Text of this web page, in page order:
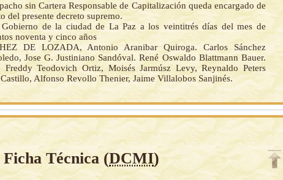
sin Cartera Responsable de Capitalización queda encargado de
del presente decreto supremo.
de la ciudad de La Paz a los veintitrés días del mes de
noventa y cinco años
DE LOZADA, Antonio Aranibar Quiroga. Carlos Sánchez
Jose G. Justiniano Sandóval. René Oswaldo Blattmann Bauer.
Freddy Teodovich Ortiz, Moisés Jarmúsz Levy, Reynaldo Peters
Alfonso Revollo Thenier, Jaime Villalobos Sanjinés.
Ficha Técnica (DCMI)